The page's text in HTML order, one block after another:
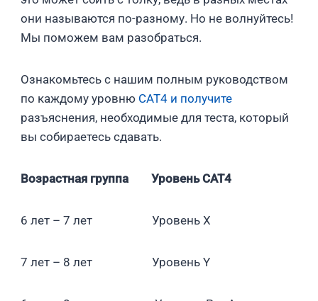
они называются по-разному. Но не волнуйтесь!
Мы поможем вам разобраться.
Ознакомьтесь с нашим полным руководством
по каждому уровню CAT4 и получите
разъяснения, необходимые для теста, который
вы собираетесь сдавать.
Возрастная группаУровень CAT4
6 лет – 7 лет Уровень X
7 лет – 8 лет Уровень Y